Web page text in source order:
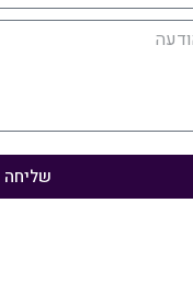
שליחה